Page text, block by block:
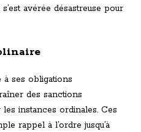
avérée désastreuse pour
à ses obligations
des sanctions
instances ordinales. Ces
rappel à l’ordre jusqu’à